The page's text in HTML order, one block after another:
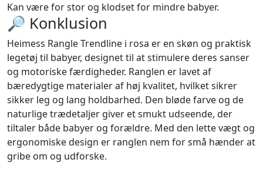
Kan være for stor og klodset for mindre babyer.
🔎 Konklusion
Heimess Rangle Trendline i rosa er en skøn og praktisk
legetøj til babyer, designet til at stimulere deres sanser
og motoriske færdigheder. Ranglen er lavet af
bæredygtige materialer af høj kvalitet, hvilket sikrer
sikker leg og lang holdbarhed. Den bløde farve og de
naturlige trædetaljer giver et smukt udseende, der
tiltaler både babyer og forældre. Med den lette vægt og
ergonomiske design er ranglen nem for små hænder at
gribe om og udforske.